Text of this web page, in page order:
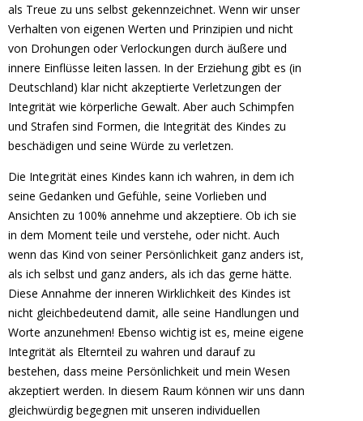
als Treue zu uns selbst gekennzeichnet. Wenn wir unser
Verhalten von eigenen Werten und Prinzipien und nicht
von Drohungen oder Verlockungen durch äußere und
innere Einflüsse leiten lassen. In der Erziehung gibt es (in
Deutschland) klar nicht akzeptierte Verletzungen der
Integrität wie körperliche Gewalt. Aber auch Schimpfen
und Strafen sind Formen, die Integrität des Kindes zu
beschädigen und seine Würde zu verletzen.
Die Integrität eines Kindes kann ich wahren, in dem ich
seine Gedanken und Gefühle, seine Vorlieben und
Ansichten zu 100% annehme und akzeptiere. Ob ich sie
in dem Moment teile und verstehe, oder nicht. Auch
wenn das Kind von seiner Persönlichkeit ganz anders ist,
als ich selbst und ganz anders, als ich das gerne hätte.
Diese Annahme der inneren Wirklichkeit des Kindes ist
nicht gleichbedeutend damit, alle seine Handlungen und
Worte anzunehmen! Ebenso wichtig ist es, meine eigene
Integrität als Elternteil zu wahren und darauf zu
bestehen, dass meine Persönlichkeit und mein Wesen
akzeptiert werden. In diesem Raum können wir uns dann
gleichwürdig begegnen mit unseren individuellen